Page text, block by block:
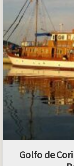
Golfo de